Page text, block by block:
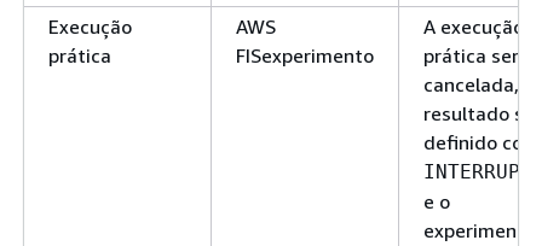
Execução
prática
AWS
FISexperimento
A execução
prática será
cancelada, o
resultado
definido
e o
experimento